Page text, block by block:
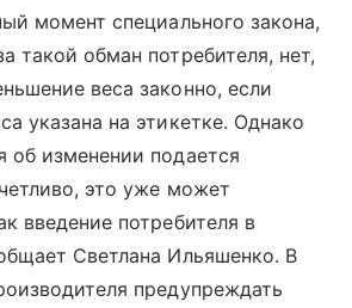
момент специального закона,
такой обман потребителя, нет,
веса законно, если
указана на этикетке. Однако
об изменении подается
это уже может
введение потребителя в
Светлана Ильяшенко. В
предупреждать